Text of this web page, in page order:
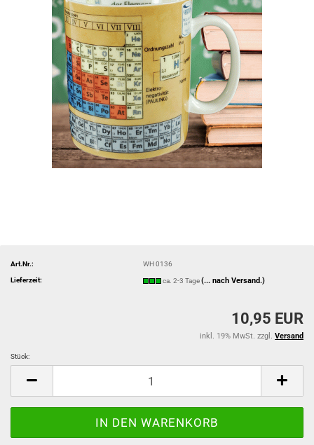
Art.Nr.: WH 0136
Lieferzeit: ca. 2-3 Tage(... nach Versand.)
10,95 EUR
inkl. 19% MwSt. zzgl. Versand
Stück: